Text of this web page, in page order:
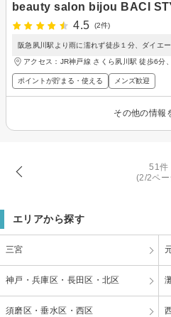
beauty salon bijou BACI
4.5
(2件)
阪急夙川駅より雨に濡れず徒歩１分、ダイエ
アクセス：JR神戸線 さくら夙川駅 徒歩6分
ポイントが貯まる・使える メンズ歓迎
その他の情報
51件
(2/2ペ
エリアから探す
三宮
神戸・兵庫区・長田区・北区
須磨区・垂水区・西区